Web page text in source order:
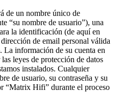
de un nombre único de
“su nombre de usuario”), una
la identificación (de aquí en
de email personal válida
La información de su cuenta en
leyes de protección de datos
instalados. Cualquier
de usuario, su contraseña y su
“Matrix Hifi” durante el proceso